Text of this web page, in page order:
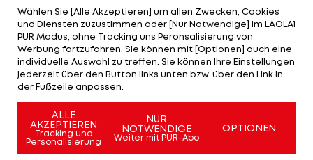
Saison noch für Ljubljana auf dem Eis stand. Dort
verbuchte der 25-Jährige in 19 Spielen 15
Scorerpunkte. "Brock McBride ist in den wenigen
Spielen, die er für Ljubljana bestritten hat, durch
sein Eislaufkönnen und seine Kampfkraft
aufgefallen", schwärmt Trainer Samuelsson.
Mehr zum Thema
Wählen Sie [Alle Akzeptieren] um allen Zwecken, Cookies
und Diensten zuzustimmen oder [Nur Notwendige] im LAOLA1
PUR Modus, ohne Tracking uns Peronsalisierung von
Werbung fortzufahren. Sie können mit [Optionen] auch eine
individuelle Auswahl zu treffen. Sie können Ihre Einstellungen
jederzeit über den Button links unten bzw. über den Link in
der Fußzeile anpassen.
ALLE
AKZEPTIEREN
Tracking und
Personalisierung
NUR
NOTWENDIGE
Weiter mit PUR-Abo
OPTIONEN